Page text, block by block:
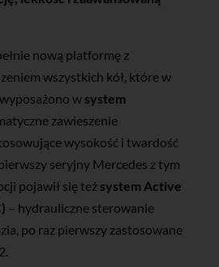
nową platformę z
wszystkich kół, które w
w system
zawieszenie
wysokość i twardość
seryjny Mercedes z tym
pojawił się też system Active
– hydrauliczne sterowanie
po raz pierwszy zastosowane